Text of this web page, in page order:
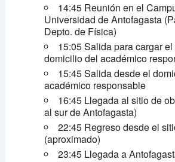
14:45 Reunión en el
Universidad de Antofagasta
Depto. de Física)
15:05 Salida para cargar
domicilio del académico
15:45 Salida desde el
académico responsable
16:45 Llegada al sitio de
al sur de Antofagasta)
22:45 Regreso desde el
(aproximado)
23:45 Llegada a